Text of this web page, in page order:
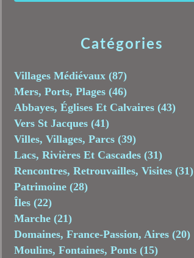
Catégories
Villages Médiévaux (87)
Mers, Ports, Plages (46)
Abbayes, Églises Et Calvaires (43)
Vers St Jacques (41)
Villes, Villages, Parcs (39)
Lacs, Rivières Et Cascades (31)
Rencontres, Retrouvailles, Visites (31)
Patrimoine (28)
Îles (22)
Marche (21)
Domaines, France-Passion, Aires (20)
Moulins, Fontaines, Ponts (15)